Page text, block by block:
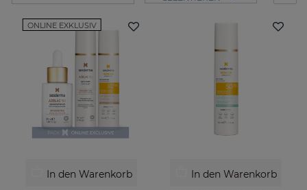
ONLINE EXKLUSIV
In den Warenkorb In den Warenkorb